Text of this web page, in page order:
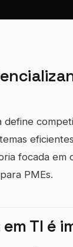
focada em
PMEs.
TI é